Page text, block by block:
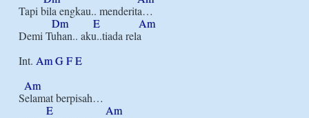
Tapi bila engkau.. menderita…
Dm
E
Am
Demi Tuhan.. aku..tiada rela
Int. AmGFE
Am
Selamat berpisah…
E
Am